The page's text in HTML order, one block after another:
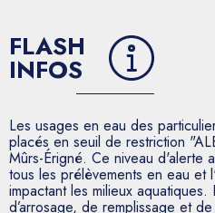
FLASH
INFOS
Les usages en eau des
placés en seuil de restriction
Mûrs-Érigné. Ce niveau d'alerte
tous les prélèvements en eau et
impactant les milieux
d’arrosage, de remplissage et